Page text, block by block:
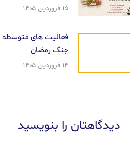
۱۵ فروردین ۱۴۰۵
فعالیت های
جنگ رمضان
۱۴ فروردین ۱۴۰۵
دیدگاهتان را بنویسید